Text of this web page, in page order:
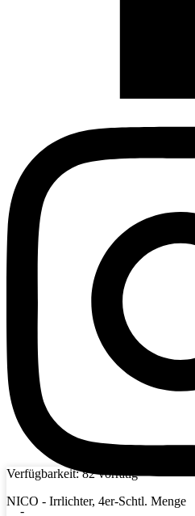
Verfügbarkeit: 82 vorrätig
-
NICO - Irrlichter, 4er-Schtl. Menge